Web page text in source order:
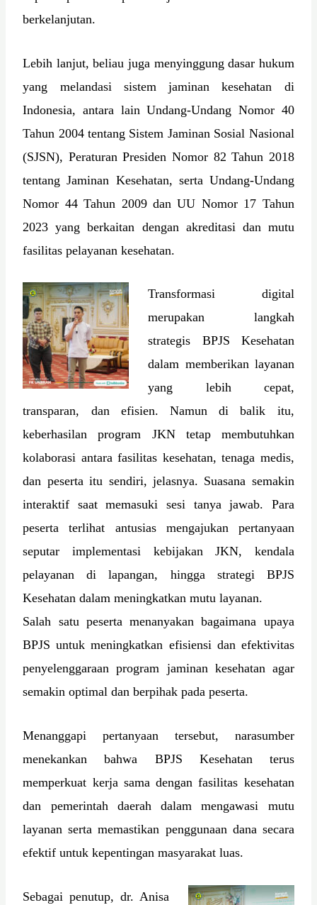
berkelanjutan.
Lebih lanjut, beliau juga menyinggung dasar hukum
yang melandasi sistem jaminan kesehatan di
Indonesia, antara lain Undang-Undang Nomor 40
Tahun 2004 tentang Sistem Jaminan Sosial Nasional
(SJSN), Peraturan Presiden Nomor 82 Tahun 2018
tentang Jaminan Kesehatan, serta Undang-Undang
Nomor 44 Tahun 2009 dan UU Nomor 17 Tahun
2023 yang berkaitan dengan akreditasi dan mutu
fasilitas pelayanan kesehatan.
Transformasi digital
merupakan langkah
strategis BPJS Kesehatan
dalam memberikan layanan
yang lebih cepat,
transparan, dan efisien. Namun di balik itu,
keberhasilan program JKN tetap membutuhkan
kolaborasi antara fasilitas kesehatan, tenaga medis,
dan peserta itu sendiri, jelasnya. Suasana semakin
interaktif saat memasuki sesi tanya jawab. Para
peserta terlihat antusias mengajukan pertanyaan
seputar implementasi kebijakan JKN, kendala
pelayanan di lapangan, hingga strategi BPJS
Kesehatan dalam meningkatkan mutu layanan.
Salah satu peserta menanyakan bagaimana upaya
BPJS untuk meningkatkan efisiensi dan efektivitas
penyelenggaraan program jaminan kesehatan agar
semakin optimal dan berpihak pada peserta.
Menanggapi pertanyaan tersebut, narasumber
menekankan bahwa BPJS Kesehatan terus
memperkuat kerja sama dengan fasilitas kesehatan
dan pemerintah daerah dalam mengawasi mutu
layanan serta memastikan penggunaan dana secara
efektif untuk kepentingan masyarakat luas.
Sebagai penutup, dr. Anisa